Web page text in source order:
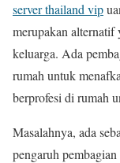
server thailand vip
merupakan alternatif
keluarga. Ada
rumah untuk
berprofesi di rumah
Masalahnya, ada
pengaruh